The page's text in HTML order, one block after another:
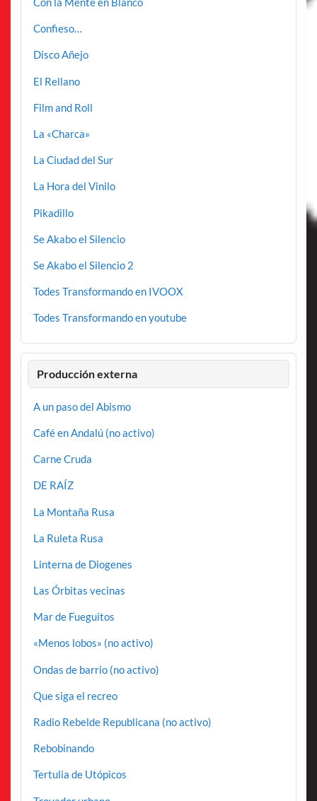
Confieso…
Disco Añejo
El Rellano
Film and Roll
La «Charca»
La Ciudad del Sur
La Hora del Vinilo
Pikadillo
Se Akabo el Silencio
Se Akabo el Silencio 2
Todes Transformando en IVOOX
Todes Transformando en youtube
Producción externa
A un paso del Abismo
Café en Andalú (no activo)
Carne Cruda
DE RAÍZ
La Montaña Rusa
La Ruleta Rusa
Linterna de Diogenes
Las Órbitas vecinas
Mar de Fueguitos
«Menos lobos» (no activo)
Ondas de barrio (no activo)
Que siga el recreo
Radio Rebelde Republicana (no activo)
Rebobinando
Tertulia de Utópicos